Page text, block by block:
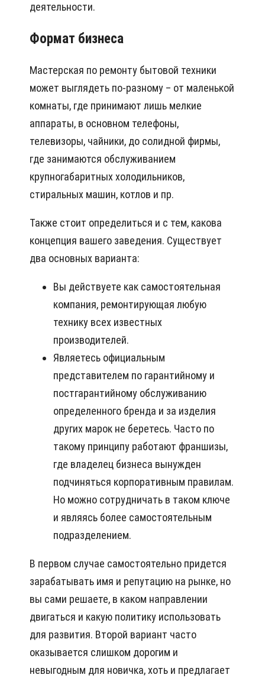
деятельности.
Формат бизнеса
Мастерская по ремонту бытовой техники
может выглядеть по-разному – от маленькой
комнаты, где принимают лишь мелкие
аппараты, в основном телефоны,
телевизоры, чайники, до солидной фирмы,
где занимаются обслуживанием
крупногабаритных холодильников,
стиральных машин, котлов и пр.
Также стоит определиться и с тем, какова
концепция вашего заведения. Существует
два основных варианта:
Вы действуете как самостоятельная
компания, ремонтирующая любую
технику всех известных
производителей.
Являетесь официальным
представителем по гарантийному и
постгарантийному обслуживанию
определенного бренда и за изделия
других марок не беретесь. Часто по
такому принципу работают франшизы,
где владелец бизнеса вынужден
подчиняться корпоративным правилам.
Но можно сотрудничать в таком ключе
и являясь более самостоятельным
подразделением.
В первом случае самостоятельно придется
зарабатывать имя и репутацию на рынке, но
вы сами решаете, в каком направлении
двигаться и какую политику использовать
для развития. Второй вариант часто
оказывается слишком дорогим и
невыгодным для новичка, хоть и предлагает